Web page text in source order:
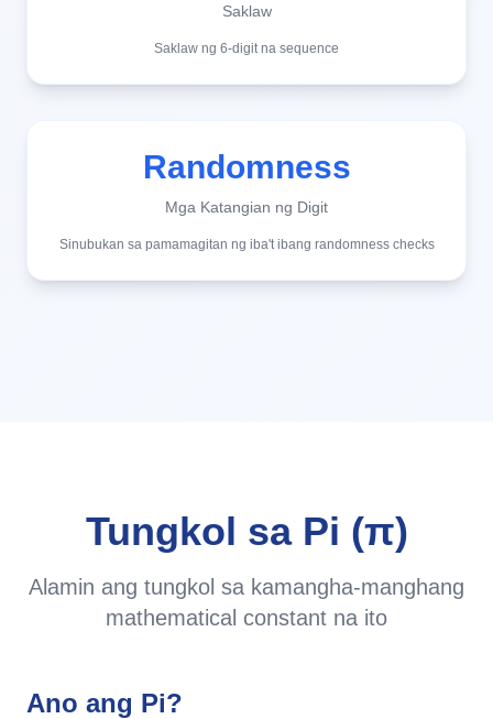
Saklaw
Saklaw ng 6-digit na sequence
Randomness
Mga Katangian ng Digit
Sinubukan sa pamamagitan ng iba't ibang randomness checks
Tungkol sa Pi (π)
Alamin ang tungkol sa kamangha-manghang
mathematical constant na ito
Ano ang Pi?